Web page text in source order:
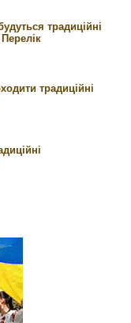
традиційні
традиційні